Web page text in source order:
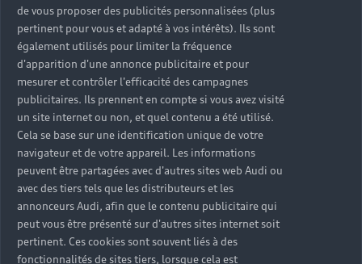
de vous proposer des publicités personnalisées (plus
pertinent pour vous et adapté à vos intérêts). Ils sont
également utilisés pour limiter la fréquence
d'apparition d'une annonce publicitaire et pour
mesurer et contrôler l'efficacité des campagnes
publicitaires. Ils prennent en compte si vous avez visité
un site internet ou non, et quel contenu a été utilisé.
Cela se base sur une identification unique de votre
navigateur et de votre appareil. Les informations
peuvent être partagées avec d'autres sites web Audi ou
avec des tiers tels que les distributeurs et les
annonceurs Audi, afin que le contenu publicitaire qui
peut vous être présenté sur d'autres sites internet soit
pertinent. Ces cookies sont souvent liés à des
fonctionnalités de sites tiers, lorsque cela est